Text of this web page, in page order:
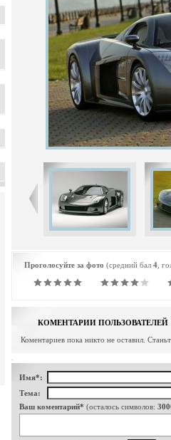
Проголосуйте за фото (средний бал 4 ,
КОМЕНТАРИИ ПОЛЬЗОВАТЕЛЕЙ
Коментариев пока никто не оставил.
Имя*:
Тема:
Ваш коментарий* (осталось символов: